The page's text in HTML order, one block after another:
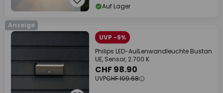
Auf Lager
Anzeige
UVP -9%
Philips LED-Außenwandleuchte Bustan
UE, Sensor, 2.700 K
CHF 98.90
UVPCHF 109.68